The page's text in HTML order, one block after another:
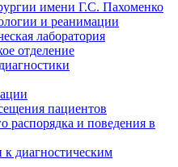
имени Г.С. Пахоменко
и реанимации
лаборатория
отделение
пациентов
распорядка и поведения в
диагностическим